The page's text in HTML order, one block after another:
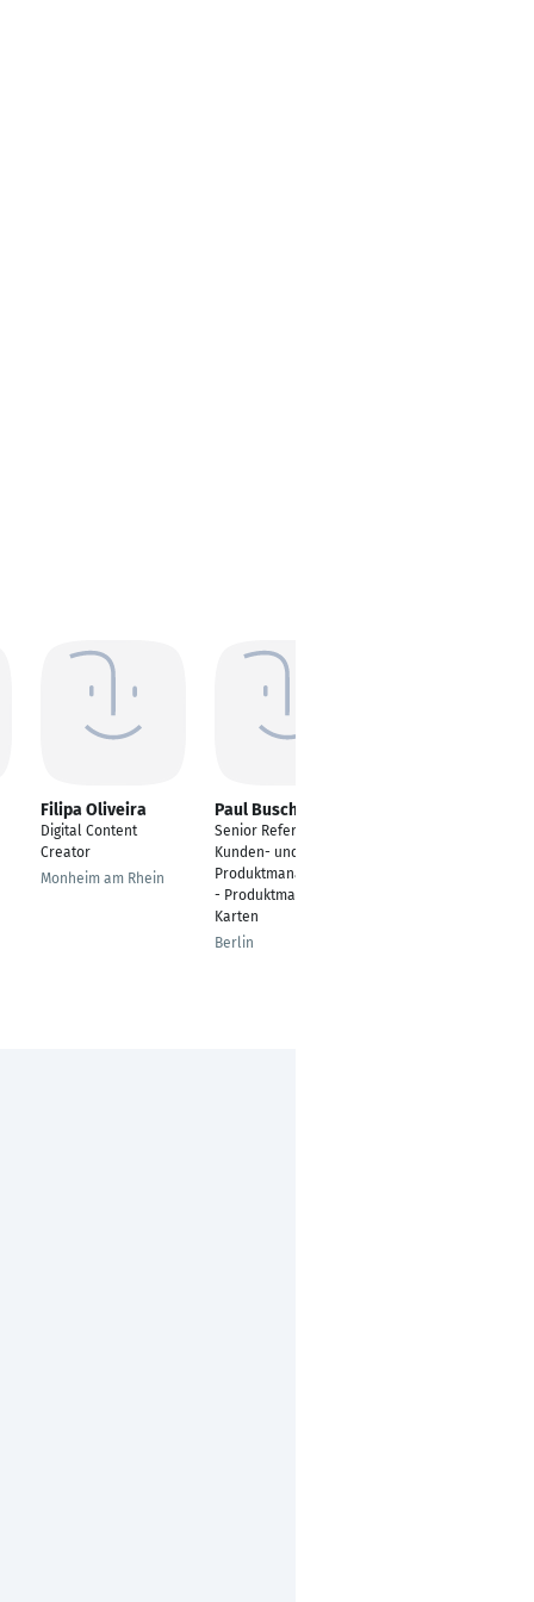
Filipa Oliveira
Digital Content
Creator
Monheim am Rhein
Paul Busch
Senior Referent
Kunden- und
Produktmanagement
- Produktmanager
Karten
Berlin